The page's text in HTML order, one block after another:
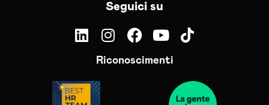
Seguici su
Riconoscimenti